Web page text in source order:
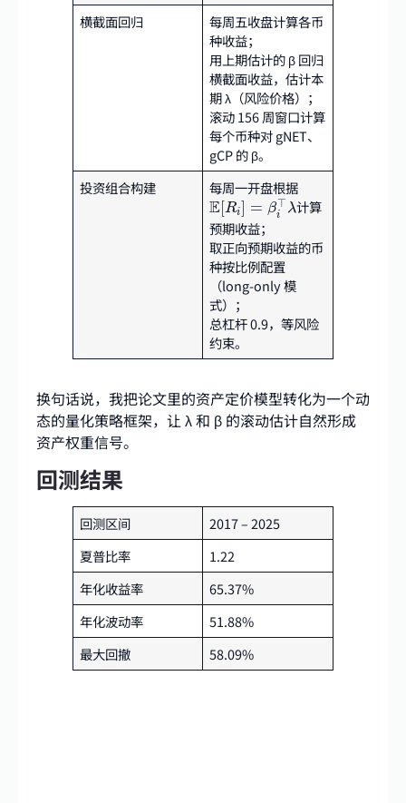
横截面回归
每周五收盘计算各币
种收益；
用上期估计的 β 回归
横截面收益，估计本
期 λ（风险价格）；
滚动 156 周窗口计算
每个币种对 gNET、
gCP 的 β。
投资组合构建
每周一开盘根据
E[Ri] = β⊤
i λ
E[Ri]=βi⊤λ 计算
预期收益；
取正向预期收益的币
种按比例配置
（long-only 模
式）；
总杠杆 0.9，等风险
约束。
换句话说，我把论文里的资产定价模型转化为一个动
态的量化策略框架，让 λ 和 β 的滚动估计自然形成
资产权重信号。
回测结果
回测区间
2017 – 2025
夏普比率
1.22
年化收益率
65.37%
年化波动率
51.88%
最大回撤
58.09%